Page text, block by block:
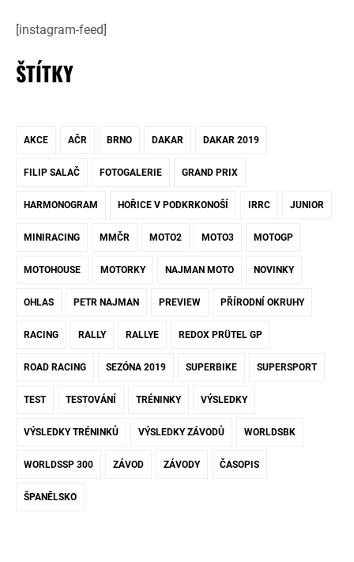
[instagram-feed]
ŠTÍTKY
AKCE AČR BRNO DAKAR DAKAR 2019
FILIP SALAČ FOTOGALERIE GRAND PRIX
HARMONOGRAM HOŘICE V PODKRKONOŠÍ IRRC JUNIOR
MINIRACING MMČR MOTO2 MOTO3 MOTOGP
MOTOHOUSE MOTORKY NAJMAN MOTO NOVINKY
OHLAS PETR NAJMAN PREVIEW PŘÍRODNÍ OKRUHY
RACING RALLY RALLYE REDOX PRÜTEL GP
ROAD RACING SEZÓNA 2019 SUPERBIKE SUPERSPORT
TEST TESTOVÁNÍ TRÉNINKY VÝSLEDKY
VÝSLEDKY TRÉNINKŮ VÝSLEDKY ZÁVODŮ WORLDSBK
WORLDSSP 300 ZÁVOD ZÁVODY ČASOPIS
ŠPANĚLSKO